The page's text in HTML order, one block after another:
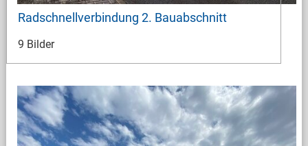
Radschnellverbindung 2. Bauabschnitt
9 Bilder